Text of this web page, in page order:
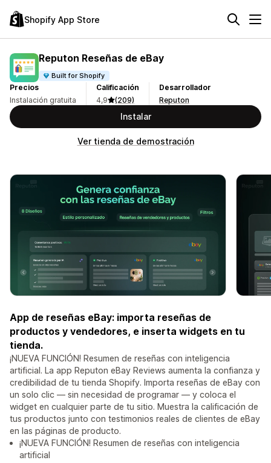
Shopify App Store
Reputon Reseñas de eBay
Built for Shopify
Precios
Instalación gratuita
Calificación
4,9
(209)
Desarrollador
Reputon
Instalar
Ver tienda de demostración
App de reseñas eBay: importa reseñas de
productos y vendedores, e inserta widgets en tu
tienda.
¡NUEVA FUNCIÓN! Resumen de reseñas con inteligencia
artificial. La app Reputon eBay Reviews aumenta la confianza y
credibilidad de tu tienda Shopify. Importa reseñas de eBay con
un solo clic — sin necesidad de programar — y coloca el
widget en cualquier parte de tu sitio. Muestra la calificación de
tus productos junto con testimonios reales de clientes de eBay
en las páginas de producto.
¡NUEVA FUNCIÓN! Resumen de reseñas con inteligencia
artificial